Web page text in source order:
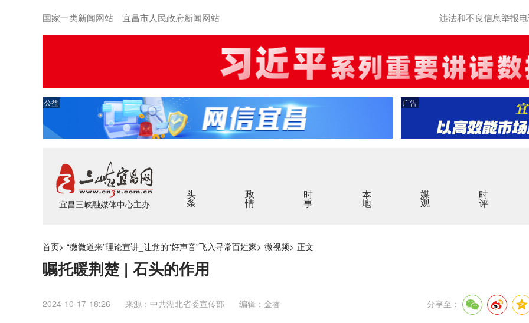
国家一类新闻网站 宜昌市人民政府新闻网站 违法和不良信息举报
公益 广告
宜昌三峡融媒体中心主办
头条 政情 时事 本地 媒观 时评
首页> “微微道来”理论宣讲_让党的“好声音”飞入寻常百姓家> 微视频> 正文
嘱托暖荆楚 | 石头的作用
2024-10-17 18:26 来源：中共湖北省委宣传部 编辑：金睿 分享至：